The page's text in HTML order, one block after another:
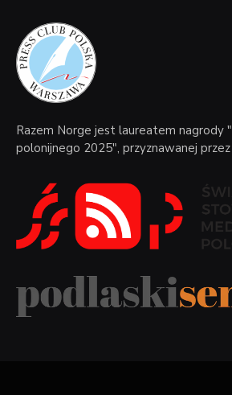
Razem Norge jest laureatem nagrody
polonijnego 2025", przyznawanej